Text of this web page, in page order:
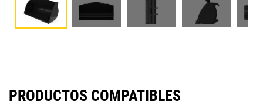
PRODUCTOS COMPATIBLES